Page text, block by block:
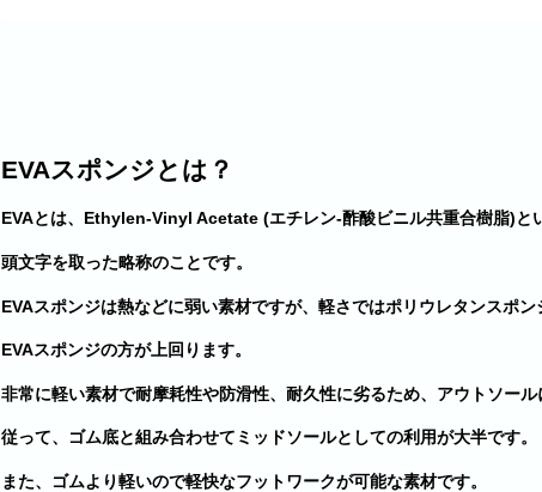
EVAスポンジとは？
EVAとは、Ethylen-Vinyl Acetate (エチレン-酢酸ビニル共重合樹脂)と
頭文字を取った略称のことです。
EVAスポンジは熱などに弱い素材ですが、軽さではポリウレタンスポン
EVAスポンジの方が上回ります。
非常に軽い素材で耐摩耗性や防滑性、耐久性に劣るため、アウトソール
従って、ゴム底と組み合わせてミッドソールとしての利用が大半です。
また、ゴムより軽いので軽快なフットワークが可能な素材です。